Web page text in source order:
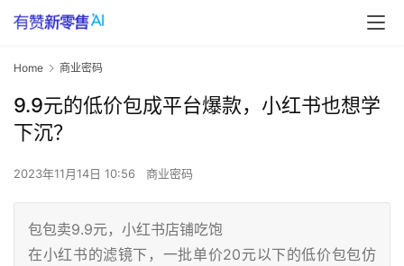
Home 商业密码
9.9元的低价包成平台爆款，小红书也想学
下沉？
2023年11月14日 10:56 商业密码
包包卖9.9元，小红书店铺吃饱
在小红书的滤镜下，一批单价20元以下的低价包包仿